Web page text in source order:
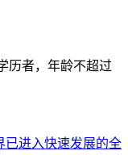
历者，年龄不超过
已进入快速发展的全